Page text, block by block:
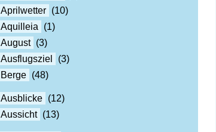
Aprilwetter (10)
Aquilleia
(1)
August (3)
Ausflugsziel
(3)
Berge (48)
Ausblicke (12)
Aussicht (13)